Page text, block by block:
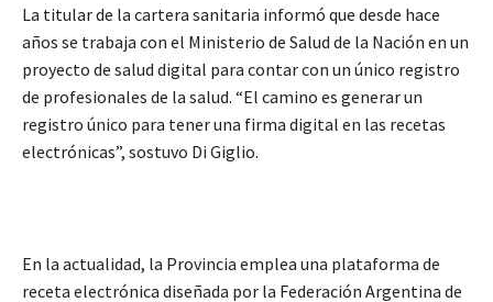
La titular de la cartera sanitaria informó que desde hace
años se trabaja con el Ministerio de Salud de la Nación en un
proyecto de salud digital para contar con un único registro
de profesionales de la salud. “El camino es generar un
registro único para tener una firma digital en las recetas
electrónicas”, sostuvo Di Giglio.
En la actualidad, la Provincia emplea una plataforma de
receta electrónica diseñada por la Federación Argentina de